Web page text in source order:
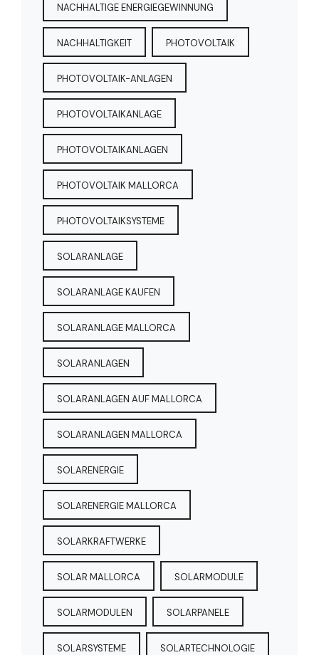
NACHHALTIGE ENERGIEGEWINNUNG
NACHHALTIGKEIT PHOTOVOLTAIK
PHOTOVOLTAIK-ANLAGEN
PHOTOVOLTAIKANLAGE
PHOTOVOLTAIKANLAGEN
PHOTOVOLTAIK MALLORCA
PHOTOVOLTAIKSYSTEME
SOLARANLAGE
SOLARANLAGE KAUFEN
SOLARANLAGE MALLORCA
SOLARANLAGEN
SOLARANLAGEN AUF MALLORCA
SOLARANLAGEN MALLORCA
SOLARENERGIE
SOLARENERGIE MALLORCA
SOLARKRAFTWERKE
SOLAR MALLORCA SOLARMODULE
SOLARMODULEN SOLARPANELE
SOLARSYSTEME SOLARTECHNOLOGIE